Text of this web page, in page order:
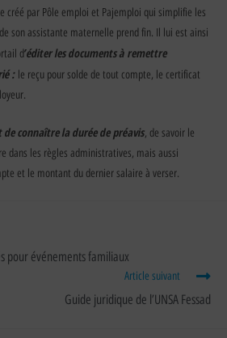
créé par Pôle emploi et Pajemploi qui simplifie les
son assistante maternelle prend fin. Il lui est ainsi
d’éditer les documents à remettre
: le reçu pour solde de tout compte, le certificat
de connaître la durée de préavis, de savoir le
dans les règles administratives, mais aussi
et le montant du dernier salaire à verser.
pour événements familiaux
Article suivant
Guide juridique de l’UNSA Fessad